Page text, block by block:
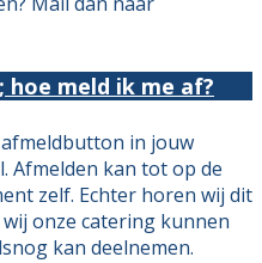
hoe meld ik me af?
in jouw
Afmelden kan tot op de
zelf. Echter horen wij dit
onze catering kunnen
kan deelnemen.